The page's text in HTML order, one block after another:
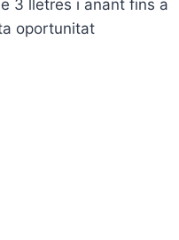
3 lletres i anant fins a
oportunitat